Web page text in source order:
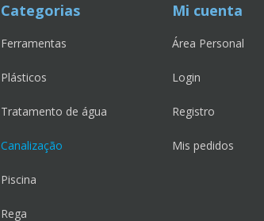
Categorias
Ferramentas
Plásticos
Tratamento de água
Canalização
Piscina
Rega
Mi cuenta
Área Personal
Login
Registro
Mis pedidos